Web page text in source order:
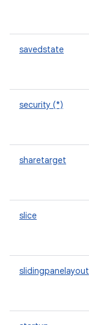
savedstate
security (*)
sharetarget
slice
slidingpanelayout